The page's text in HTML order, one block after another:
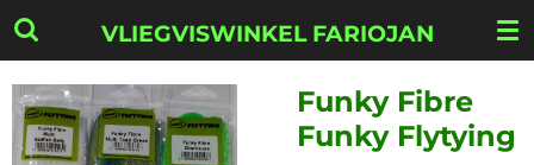
Ga
direct
naar
de
hoofdinhoud
VLIEGVISWINKEL FARIOJAN
Funky Fibre
Funky Flytying